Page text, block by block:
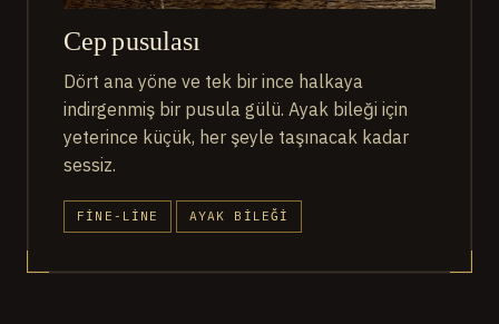
Cep pusulası
Dört ana yöne ve tek bir ince halkaya
indirgenmiş bir pusula gülü. Ayak bileği için
yeterince küçük, her şeyle taşınacak kadar
sessiz.
FINE-LINE AYAK BILEĞI